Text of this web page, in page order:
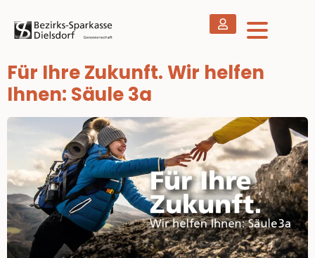
Für Ihre Zukunft. Wir helfen
Ihnen: Säule 3a